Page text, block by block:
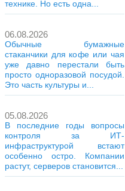
технике. Но есть одна...
06.08.2026
Обычные бумажные
стаканчики для кофе или чая
уже давно перестали быть
просто одноразовой посудой.
Это часть культуры и...
05.08.2026
В последние годы вопросы
контроля за ИТ-
инфраструктурой встают
особенно остро. Компании
растут, серверов становится...